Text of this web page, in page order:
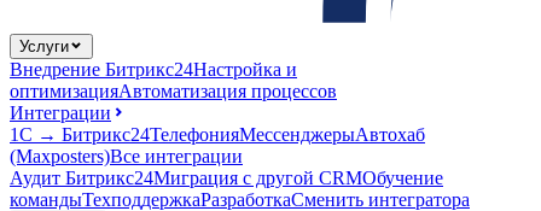
Услуги
Внедрение Битрикс24Настройка и
оптимизацияАвтоматизация процессов
Интеграции
1С → Битрикс24ТелефонияМессенджерыАвтохаб
(Maxposters)Все интеграции
Аудит Битрикс24Миграция с другой CRMОбучение
командыТехподдержкаРазработкаСменить интегратора